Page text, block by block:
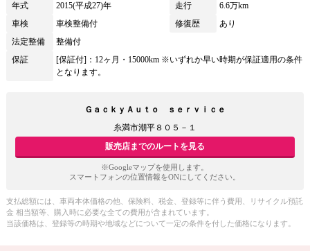
年式 2015(平成27)年 走行
6.6万km
車検
車検整備付 修復歴
あり
法定整備
整備付
保証
[保証付]：12ヶ月・15000km ※いずれか早い時期が保証適用の条件
となります。
ＧａｃｋｙＡｕｔｏ ｓｅｒｖｉｃｅ
糸満市潮平８０５－１
販売店までのルートを見る
※Googleマップを使用します。
スマートフォンの位置情報をONにしてください。
支払総額には、車両本体価格の他、保険料、税金、登録等に伴う費用、リサイクル預託
金 相当額等、購入時に必要な全ての費用が含まれています。
当該価格は、登録等の時期や地域などについて一定の条件を付した価格になります。